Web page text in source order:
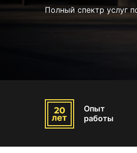
Полный спектр услуг
Опыт
работы